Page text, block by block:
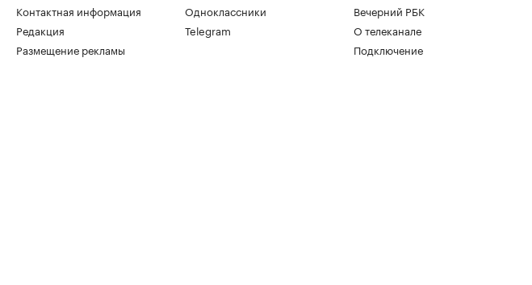
Контактная информация
Редакция
Размещение рекламы
Одноклассники
Telegram
Вечерний РБК
О телеканале
Подключение